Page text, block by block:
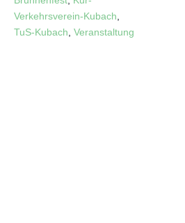
Verkehrsverein-Kubach
TuS-Kubach Veranstaltung